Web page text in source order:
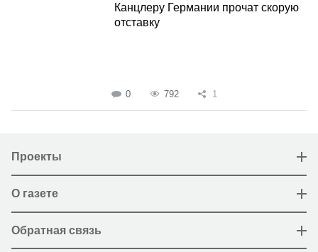
Канцлеру Германии прочат скорую
отставку
0 792 1
Проекты
О газете
Обратная связь